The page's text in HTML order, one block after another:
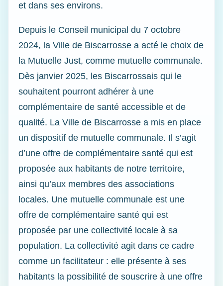
et dans ses environs.
Depuis le Conseil municipal du 7 octobre
2024, la Ville de Biscarrosse a acté le choix de
la Mutuelle Just, comme mutuelle communale.
Dès janvier 2025, les Biscarrossais qui le
souhaitent pourront adhérer à une
complémentaire de santé accessible et de
qualité. La Ville de Biscarrosse a mis en place
un dispositif de mutuelle communale. Il s’agit
d’une offre de complémentaire santé qui est
proposée aux habitants de notre territoire,
ainsi qu’aux membres des associations
locales. Une mutuelle communale est une
offre de complémentaire santé qui est
proposée par une collectivité locale à sa
population. La collectivité agit dans ce cadre
comme un facilitateur : elle présente à ses
habitants la possibilité de souscrire à une offre